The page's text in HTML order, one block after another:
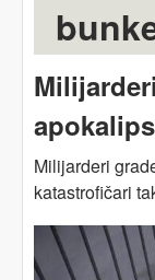
Milijarderi
katastrofičari